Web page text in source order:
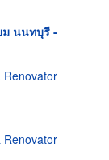
ม นนทบุรี -
Renovator
Renovator